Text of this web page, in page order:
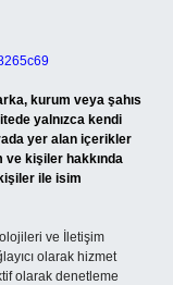
kurum veya şahıs
yalnızca kendi
yer alan içerikler
ve kişiler hakkında
ile isim
ve İletişim
olarak hizmet
olarak denetleme